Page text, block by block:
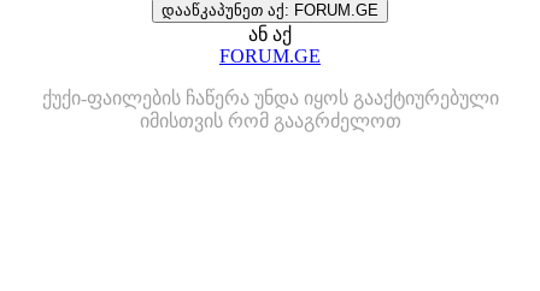
დააწკაპუნეთ აქ: FORUM.GE
ან აქ
FORUM.GE
ქუქი-ფაილების ჩაწერა უნდა იყოს გააქტიურებული
იმისთვის რომ გააგრძელოთ